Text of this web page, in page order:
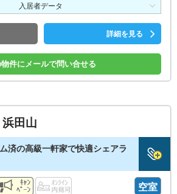
入居者データ
詳細を見る
件にメールで問い合せる
田山
済の高級一軒家で快適シェアラ
空室